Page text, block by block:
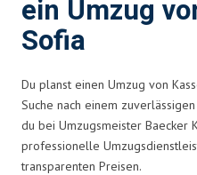
ein Umzug
Sofia
Du planst einen Umzug von
Suche nach einem zuverlässigen
du bei Umzugsmeister Baecker
professionelle
transparenten Preisen.